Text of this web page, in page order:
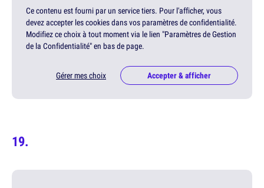
Ce contenu est fourni par un service tiers. Pour l'afficher, vous
devez accepter les cookies dans vos paramètres de confidentialité.
Modifiez ce choix à tout moment via le lien "Paramètres de Gestion
de la Confidentialité" en bas de page.
Gérer mes choix Accepter & afficher